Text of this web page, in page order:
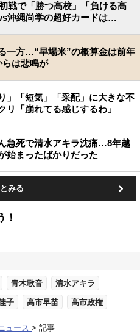
戦で「勝つ高校」「負ける高
沖縄尚学の超好カードは…
一方…“早場米”の概算金は前年
らは悲鳴が
」「短気」「采配」に大きな不
「崩れてる感じするわ」
急死で清水アキラ沈痛…8年越
始まったばかりだった
みる
！
青木歌音 清水アキラ
子 高市早苗 高市政権
ュース 記事